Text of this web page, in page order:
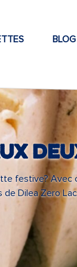
BLOG
festive?
de Dilea Zero